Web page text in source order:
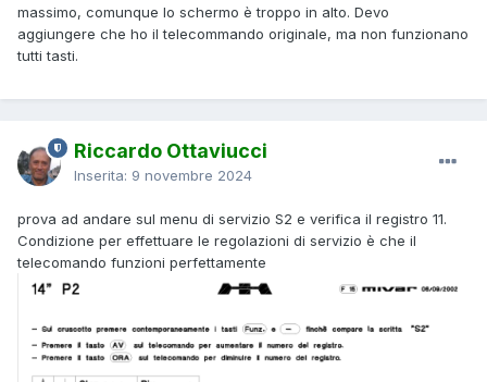
massimo, comunque lo schermo è troppo in alto. Devo
aggiungere che ho il telecommando originale, ma non funzionano
tutti tasti.
Riccardo Ottaviucci
Inserita: 9 novembre 2024
prova ad andare sul menu di servizio S2 e verifica il registro 11.
Condizione per effettuare le regolazioni di servizio è che il
telecomando funzioni perfettamente